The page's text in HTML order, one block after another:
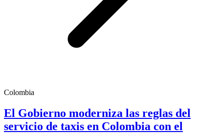
Colombia
El Gobierno moderniza las reglas del
servicio de taxis en Colombia con el